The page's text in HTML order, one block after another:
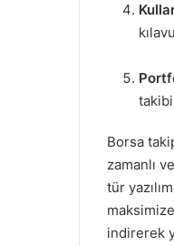
Borsa
zamanlı
tür
indirerek